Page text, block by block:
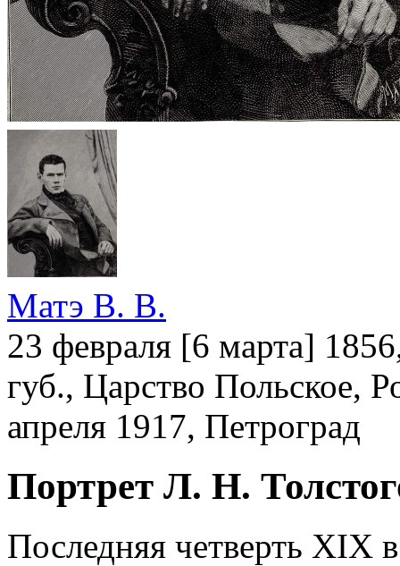
Матэ В. В.
23 февраля [6 марта]
губ., Царство Польское,
апреля 1917, Петроград
Портрет Л. Н.
Последняя четверть ХIХ